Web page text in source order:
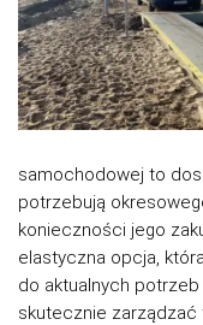
samochodowej to
potrzebują
konieczności jego
elastyczna opcja,
do aktualnych
skutecznie zarządzać